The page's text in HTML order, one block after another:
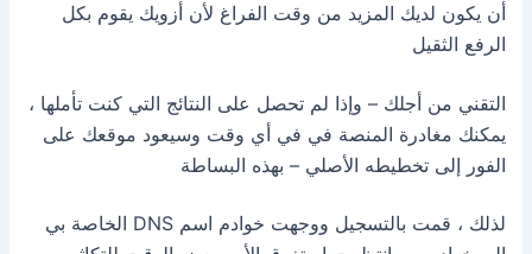
أن يكون لديك المزيد من وقت الفراغ لأن أزويك يقوم بكل
الرفع الثقيل
التقني من أجلك – وإذا لم تحصل على النتائج التي كنت تأملها ،
يمكنك مغادرة المنصة في في أي وقت وسيعود موقعك على
الفور إلى تخطيطه الأصلي – بهذه البساطة
لذلك ، قمت بالتسجيل ووجهت خوادم اسم DNS الخاصة بي